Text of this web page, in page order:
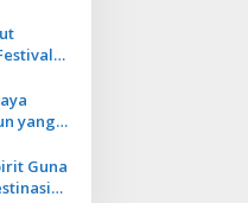
yang
Guna